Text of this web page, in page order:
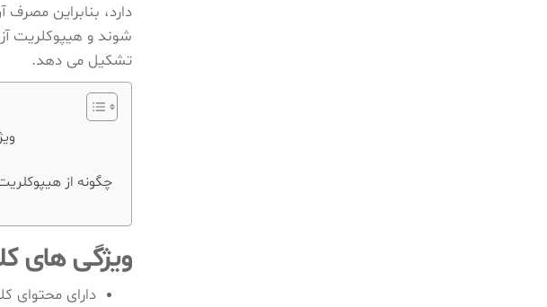
دارد، بنابراین
شوند و هیپوکلریت
تشکیل می دهد.
چگونه از هیپوکلریت کلسیم 65% برای
ویژگی های کلر ایرانی 65%
دارای محتوای